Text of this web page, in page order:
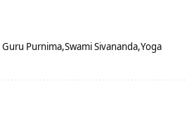
Guru Purnima Swami Sivananda Yoga